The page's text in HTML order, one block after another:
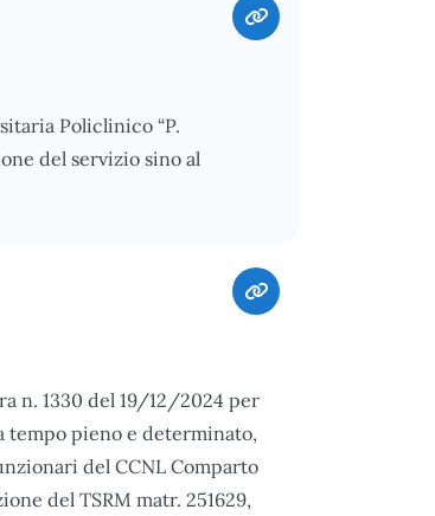
Policlinico “P.
del servizio sino al
n. 1330 del 19/12/2024 per
tempo pieno e determinato,
del CCNL Comparto
del TSRM matr. 251629,